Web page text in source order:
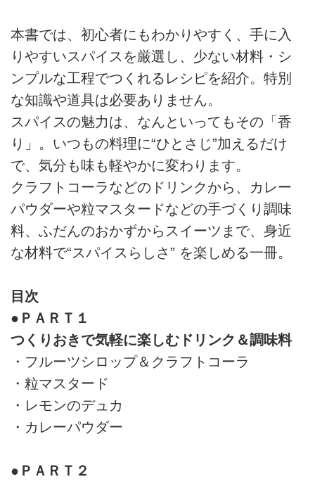
本書では、初心者にもわかりやすく、手に入
りやすいスパイスを厳選し、少ない材料・シ
ンプルな工程でつくれるレシピを紹介。特別
な知識や道具は必要ありません。
スパイスの魅力は、なんといってもその「香
り」。いつもの料理に“ひとさじ”加えるだけ
で、気分も味も軽やかに変わります。
クラフトコーラなどのドリンクから、カレー
パウダーや粒マスタードなどの手づくり調味
料、ふだんのおかずからスイーツまで、身近
な材料で“スパイスらしさ” を楽しめる一冊。
目次
●ＰＡＲＴ１
つくりおきで気軽に楽しむドリンク＆調味料
・フルーツシロップ＆クラフトコーラ
・粒マスタード
・レモンのデュカ
・カレーパウダー
●ＰＡＲＴ２